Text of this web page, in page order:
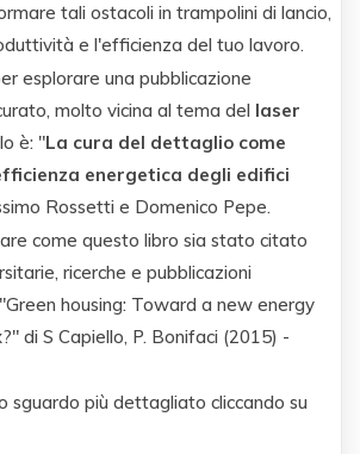
tali ostacoli in trampolini di lancio,
e l'efficienza del tuo lavoro.
esplorare una pubblicazione
molto vicina al tema del laser
è: "La cura del dettaglio come
energetica degli edifici
Rossetti e Domenico Pepe.
come questo libro sia stato citato
ricerche e pubblicazioni
housing: Toward a new energy
di S Capiello, P. Bonifaci (2015) -
sguardo più dettagliato cliccando su